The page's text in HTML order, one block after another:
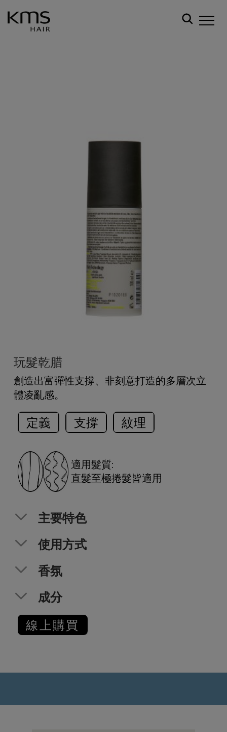
玩髮乾腊
創造出富彈性支撐、非刻意打造的多層次立
體凌亂感。
定義 支撐 紋理
適用髮質:
直髮至極捲髮皆適用
主要特色
使用方式
香氛
成分
線上購買